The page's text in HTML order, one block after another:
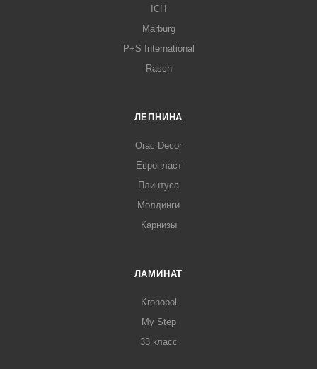
ICH
Marburg
P+S International
Rasch
ЛЕПНИНА
Orac Decor
Европласт
Плинтуса
Молдинги
Карнизы
ЛАМИНАТ
Kronopol
My Step
33 класс